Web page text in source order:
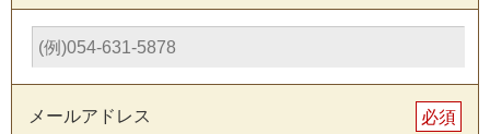
メールアドレス 必須